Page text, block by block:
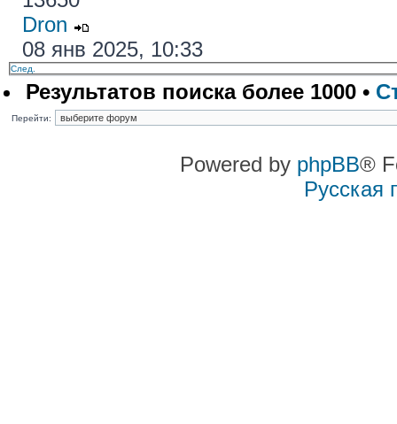
Dron
08 янв 2025, 10:33
След.
Результатов поиска более 1000 •
Перейти:
Powered by phpBB®
Русская